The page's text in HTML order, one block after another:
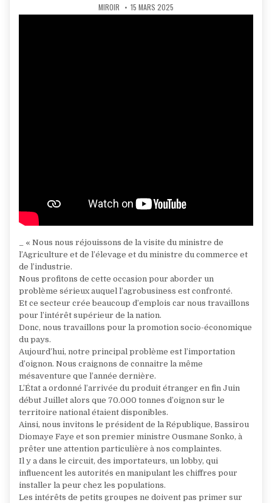
AUTHOR:
MIROIR PUBLISHED
DATE:
15 MARS 2025
_ « Nous nous réjouissons de la visite du ministre de
l’Agriculture et de l’élevage et du ministre du commerce et
de l’industrie.
Nous profitons de cette occasion pour aborder un
problème sérieux auquel l’agrobusiness est confronté.
Et ce secteur crée beaucoup d’emplois car nous travaillons
pour l’intérêt supérieur de la nation.
Donc, nous travaillons pour la promotion socio-économique
du pays.
Aujourd’hui, notre principal problème est l’importation
d’oignon. Nous craignons de connaitre la même
mésaventure que l’année dernière.
L’État a ordonné l’arrivée du produit étranger en fin Juin
début Juillet alors que 70.000 tonnes d’oignon sur le
territoire national étaient disponibles.
Ainsi, nous invitons le président de la République, Bassirou
Diomaye Faye et son premier ministre Ousmane Sonko, à
prêter une attention particulière à nos complaintes.
Il y a dans le circuit, des importateurs, un lobby, qui
influencent les autorités en manipulant les chiffres pour
installer la peur chez les populations.
Les intérêts de petits groupes ne doivent pas primer sur